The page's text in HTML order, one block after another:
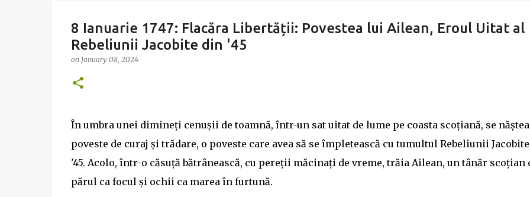
8 Ianuarie 1747: Flacăra Libertății: Povestea lui Ailean, Eroul Uitat al
Rebeliunii Jacobite din '45
on January 08, 2024
În umbra unei dimineți cenușii de toamnă, într-un sat uitat de lume pe coasta scoțiană, se
poveste de curaj și trădare, o poveste care avea să se împletească cu tumultul Rebeliunii
'45. Acolo, într-o căsuță bătrânească, cu pereții măcinați de vreme, trăia Ailean, un tânăr scoțian
părul ca focul și ochii ca marea în furtună.